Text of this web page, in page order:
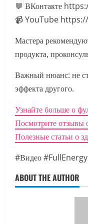
💬 ВКонтакте
📹 YouTube
Мастера
продукта,
Важный нюанс: не
эффекта другого.
Узнайте больше о
Посмотрите отзывы
Полезные статьи о
#Видео
ABOUT THE AUTHOR